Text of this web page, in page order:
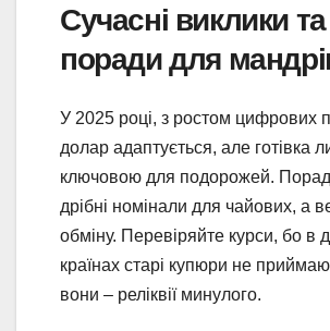
Сучасні виклики та
поради для
У 2025 році, з ростом цифрових
долар адаптується, але готівка
ключовою для подорожей.
дрібні номінали для чайових, а
обміну. Перевіряйте курси, бо в
країнах старі купюри не
вони – реліквії минулого.